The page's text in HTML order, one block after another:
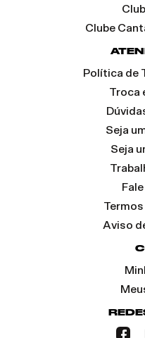
Clube
Política de
Troca
Seja
Seja
Aviso